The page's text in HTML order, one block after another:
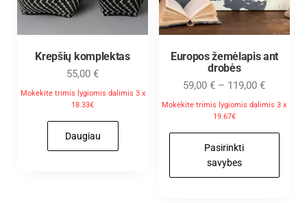
Krepšių komplektas
55,00€
Mokėkite trimis lygiomis dalimis 3 x
18.33€
Daugiau
Europos žemėlapis ant
drobės
59,00€ – 119,00€
Mokėkite trimis lygiomis dalimis 3 x
19.67€
Pasirinkti
savybes